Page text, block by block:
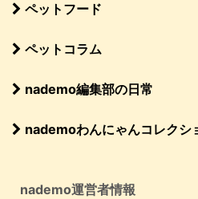
ペットフード
ペットコラム
nademo編集部の日常
nademoわんにゃんコレクシ
nademo運営者情報